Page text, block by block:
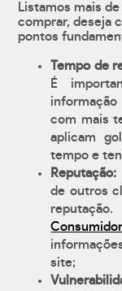
Listamos mais
comprar, deseja
pontos
Tempo de
É
com mais
aplicam
tempo e
Reputação:
de outros
site;